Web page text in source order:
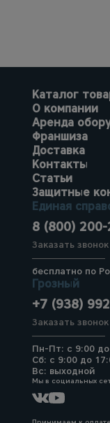
Каталог
О компании
Аренда
Франшиза
Доставка
Контакты
Статьи
Защитные
Единая
8 (800)
Заказать звонок
бесплатно по
Грозный
+7 (938)
Заказать звонок
Пн-Пт: с 9:00 до
Сб: с 9:00 до
Вс: выходной
Мы в социальных